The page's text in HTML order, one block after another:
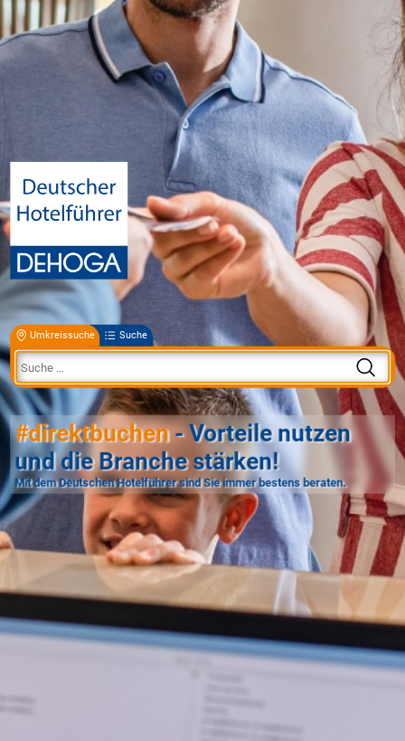
Umkreissuche Suche
#direktbuchen- Vorteile nutzen
und die Branche stärken!
Mit dem Deutschen Hotelführer sind Sie immer bestens beraten.